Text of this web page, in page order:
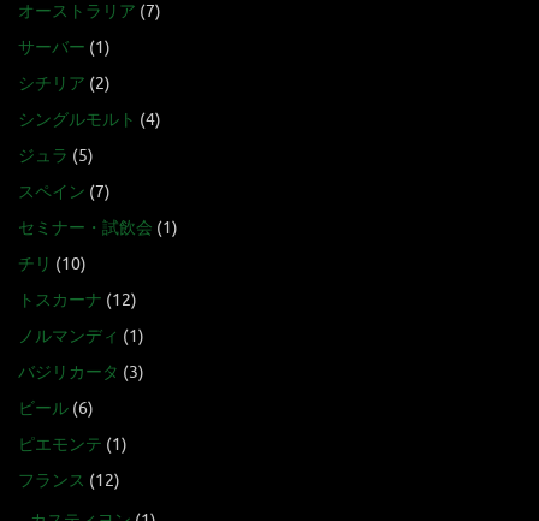
オーストラリア (7)
サーバー (1)
シチリア (2)
シングルモルト (4)
ジュラ (5)
スペイン (7)
セミナー・試飲会 (1)
チリ (10)
トスカーナ (12)
ノルマンディ (1)
バジリカータ (3)
ビール (6)
ピエモンテ (1)
フランス (12)